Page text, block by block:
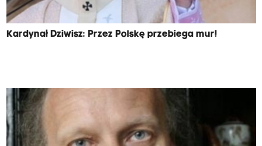
Kardynał Dziwisz: Przez Polskę przebiega mur!